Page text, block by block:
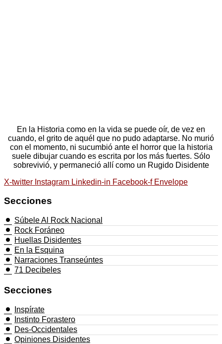
En la Historia como en la vida se puede oír, de vez en
cuando, el grito de aquél que no pudo adaptarse. No murió
con el momento, ni sucumbió ante el horror que la historia
suele dibujar cuando es escrita por los más fuertes. Sólo
sobrevivió, y permaneció allí como un Rugido Disidente
X-twitter Instagram Linkedin-in Facebook-f Envelope
Secciones
Súbele Al Rock Nacional
Rock Foráneo
Huellas Disidentes
En la Esquina
Narraciones Transeúntes
71 Decibeles
Secciones
Inspírate
Instinto Forastero
Des-Occidentales
Opiniones Disidentes